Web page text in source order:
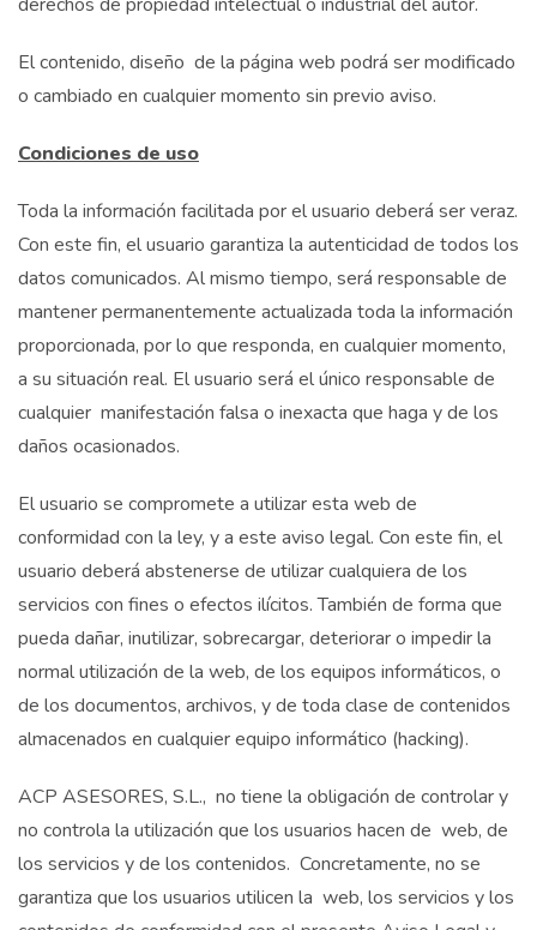
El contenido, diseño de la página web podrá ser modificado
o cambiado en cualquier momento sin previo aviso.
Condiciones de uso
Toda la información facilitada por el usuario deberá ser veraz.
Con este fin, el usuario garantiza la autenticidad de todos los
datos comunicados. Al mismo tiempo, será responsable de
mantener permanentemente actualizada toda la información
proporcionada, por lo que responda, en cualquier momento,
a su situación real. El usuario será el único responsable de
cualquier manifestación falsa o inexacta que haga y de los
daños ocasionados.
El usuario se compromete a utilizar esta web de
conformidad con la ley, y a este aviso legal. Con este fin, el
usuario deberá abstenerse de utilizar cualquiera de los
servicios con fines o efectos ilícitos. También de forma que
pueda dañar, inutilizar, sobrecargar, deteriorar o impedir la
normal utilización de la web, de los equipos informáticos, o
de los documentos, archivos, y de toda clase de contenidos
almacenados en cualquier equipo informático (hacking).
ACP ASESORES, S.L., no tiene la obligación de controlar y
no controla la utilización que los usuarios hacen de web, de
los servicios y de los contenidos. Concretamente, no se
garantiza que los usuarios utilicen la web, los servicios y los